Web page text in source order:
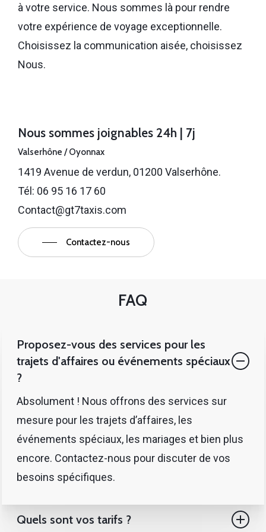
à votre service. Nous sommes là pour rendre
votre expérience de voyage exceptionnelle.
Choisissez la communication aisée, choisissez
Nous.
Nous sommes joignables 24h | 7j
Valserhône / Oyonnax
1419 Avenue de verdun, 01200 Valserhône.
Tél: 06 95 16 17 60
Contact@gt7taxis.com
Contactez-nous
FAQ
Proposez-vous des services pour les
trajets d'affaires ou événements spéciaux
?
Absolument ! Nous offrons des services sur
mesure pour les trajets d’affaires, les
événements spéciaux, les mariages et bien plus
encore. Contactez-nous pour discuter de vos
besoins spécifiques.
Quels sont vos tarifs ?